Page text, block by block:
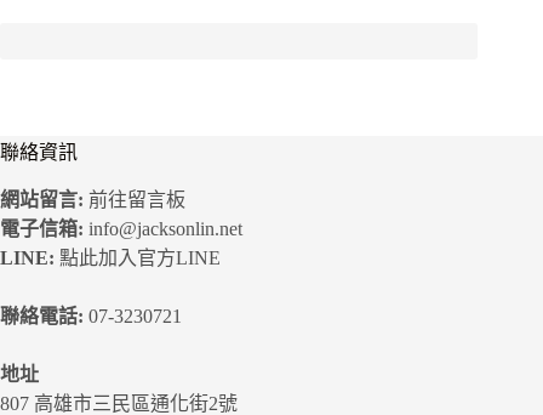
聯絡資訊
網站留言: 前往留言板
電子信箱: info@jacksonlin.net
LINE: 點此加入官方LINE
聯絡電話: 07-3230721
地址
807 高雄市三民區通化街2號